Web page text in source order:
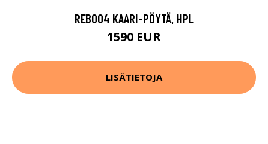
REB004 KAARI-PÖYTÄ, HPL
1590 EUR
LISÄTIETOJA